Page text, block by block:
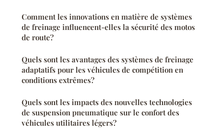
Comment les innovations en matière de systèmes
de freinage influencent-elles la sécurité des motos
de route?
Quels sont les avantages des systèmes de freinage
adaptatifs pour les véhicules de compétition en
conditions extrêmes?
Quels sont les impacts des nouvelles technologies
de suspension pneumatique sur le confort des
véhicules utilitaires légers?